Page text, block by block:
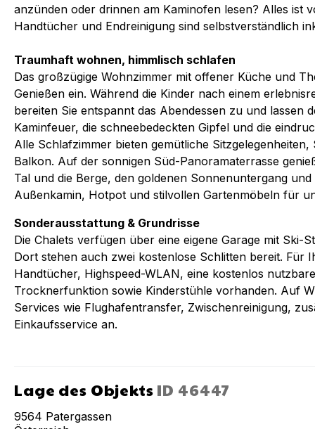
anzünden oder drinnen am Kaminofen lesen? Alles ist
Handtücher und Endreinigung sind selbstverständlich
Traumhaft wohnen, himmlisch schlafen
Das großzügige Wohnzimmer mit offener Küche und
Genießen ein. Während die Kinder nach einem
bereiten Sie entspannt das Abendessen zu und lassen
Kaminfeuer, die schneebedeckten Gipfel und die
Alle Schlafzimmer bieten gemütliche
Balkon. Auf der sonnigen Süd-Panoramaterrasse
Tal und die Berge, den goldenen Sonnenuntergang
Außenkamin, Hotpot und stilvollen Gartenmöbeln für
Sonderausstattung & Grundrisse
Die Chalets verfügen über eine eigene Garage mit Ski-
Dort stehen auch zwei kostenlose Schlitten bereit. Für
Handtücher, Highspeed-WLAN, eine kostenlos
Trocknerfunktion sowie Kinderstühle vorhanden. Auf
Services wie Flughafentransfer, Zwischenreinigung,
Einkaufsservice an.
Lage des Objekts ID 46447
9564 Patergassen